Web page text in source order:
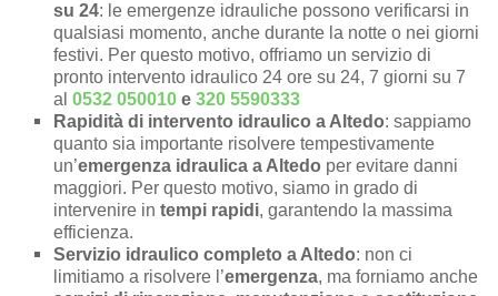
su 24: le emergenze idrauliche possono verificarsi in
qualsiasi momento, anche durante la notte o nei giorni
festivi. Per questo motivo, offriamo un servizio di
pronto intervento idraulico 24 ore su 24, 7 giorni su 7
al0532 050010 e320 5590333
Rapidità di intervento idraulico a Altedo: sappiamo
quanto sia importante risolvere tempestivamente
un’emergenza idraulica a Altedo per evitare danni
maggiori. Per questo motivo, siamo in grado di
intervenire intempi rapidi, garantendo la massima
efficienza.
Servizio idraulico completo a Altedo: non ci
limitiamo a risolvere l’emergenza, ma forniamo anche